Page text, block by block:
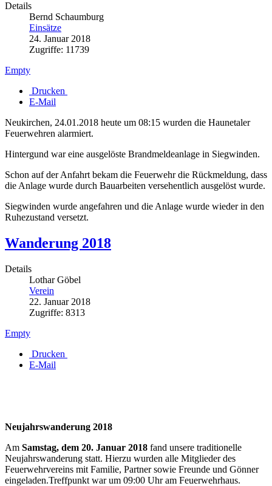
Details
Bernd Schaumburg
Einsätze
24. Januar 2018
Zugriffe: 11739
Empty
Drucken
E-Mail
Neukirchen, 24.01.2018 heute um 08:15 wurden die Haunetaler
Feuerwehren alarmiert.
Hintergund war eine ausgelöste Brandmeldeanlage in Siegwinden.
Schon auf der Anfahrt bekam die Feuerwehr die Rückmeldung, dass
die Anlage wurde durch Bauarbeiten versehentlich ausgelöst wurde.
Siegwinden wurde angefahren und die Anlage wurde wieder in den
Ruhezustand versetzt.
Wanderung 2018
Details
Lothar Göbel
Verein
22. Januar 2018
Zugriffe: 8313
Empty
Drucken
E-Mail
Neujahrswanderung 2018
Am Samstag, dem 20. Januar 2018 fand unsere traditionelle
Neujahrswanderung statt. Hierzu wurden alle Mitglieder des
Feuerwehrvereins mit Familie, Partner sowie Freunde und Gönner
eingeladen.Treffpunkt war um 09:00 Uhr am Feuerwehrhaus.